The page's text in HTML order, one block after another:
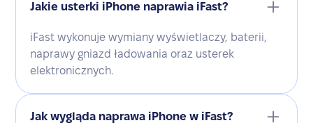
Jakie usterki iPhone naprawia iFast?
iFast wykonuje wymiany wyświetlaczy, baterii,
naprawy gniazd ładowania oraz usterek
elektronicznych.
Jak wygląda naprawa iPhone w iFast?